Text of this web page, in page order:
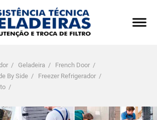
/ Geladeira / French Door /
By Side / Freezer Refrigerador /
/